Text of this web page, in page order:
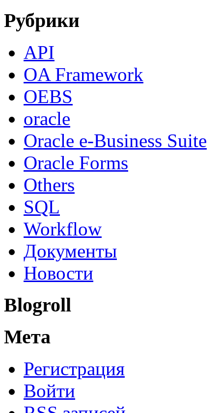
Рубрики
API
OA Framework
OEBS
oracle
Oracle e-Business Suite
Oracle Forms
Others
SQL
Workflow
Документы
Новости
Blogroll
Мета
Регистрация
Войти